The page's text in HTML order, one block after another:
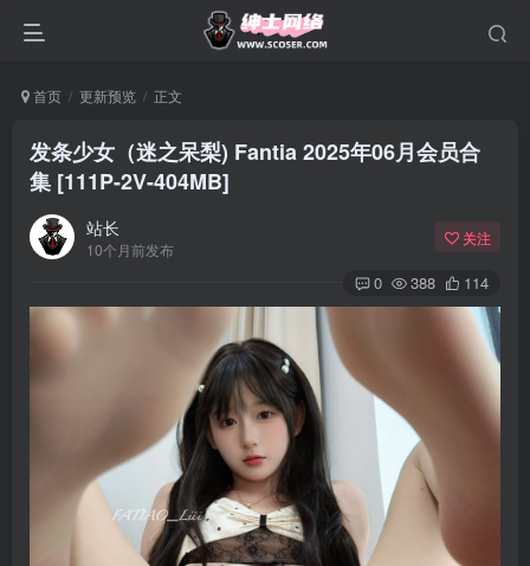
首页 更新预览 正文
发条少女（迷之呆梨) Fantia 2025年06月会员合
集 [111P-2V-404MB]
站长
10个月前发布
关注
0 388 114